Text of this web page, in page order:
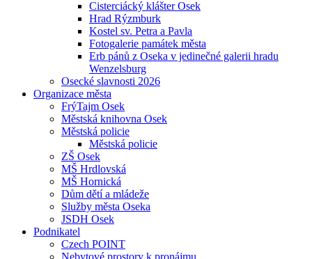
Cisterciácký klášter Osek
Hrad Rýzmburk
Kostel sv. Petra a Pavla
Fotogalerie památek města
Erb pánů z Oseka v jedinečné galerii hradu
Wenzelsburg
Osecké slavnosti 2026
Organizace města
FrýTajm Osek
Městská knihovna Osek
Městská policie
Městská policie
ZŠ Osek
MŠ Hrdlovská
MŠ Hornická
Dům dětí a mládeže
Služby města Oseka
JSDH Osek
Podnikatel
Czech POINT
Nebytové prostory k pronájmu